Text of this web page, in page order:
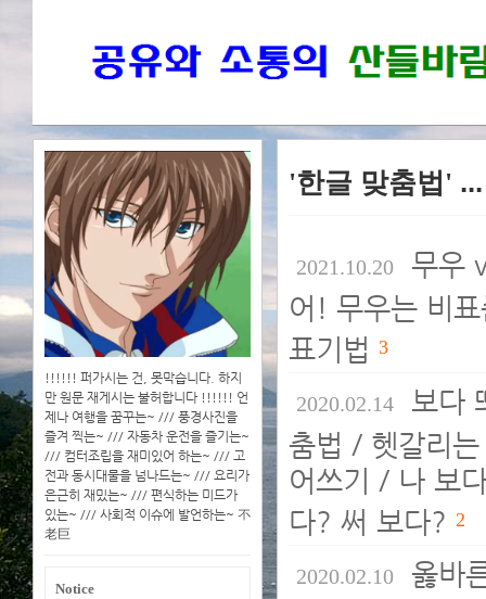
!!!!!! 퍼가시는 건, 못막습니다. 하지
만 원문 재게시는 불허합니다 !!!!!! 언
제나 여행을 꿈꾸는~ /// 풍경사진을
즐겨 찍는~ /// 자동차 운전을 즐기는~
/// 컴터조립을 재미있어 하는~ /// 고
전과 동시대물을 넘나드는~ /// 요리가
은근히 재밌는~ /// 편식하는 미드가
있는~ /// 사회적 이슈에 발언하는~ 不
老巨
Notice
'한글 맞춤법'
2021.10.20 무우
어! 무우는 비
표기법 3
2020.02.14 보다
춤법 / 헷갈리
어쓰기 / 나 보
다? 써 보다? 2
2020.02.10 옳바